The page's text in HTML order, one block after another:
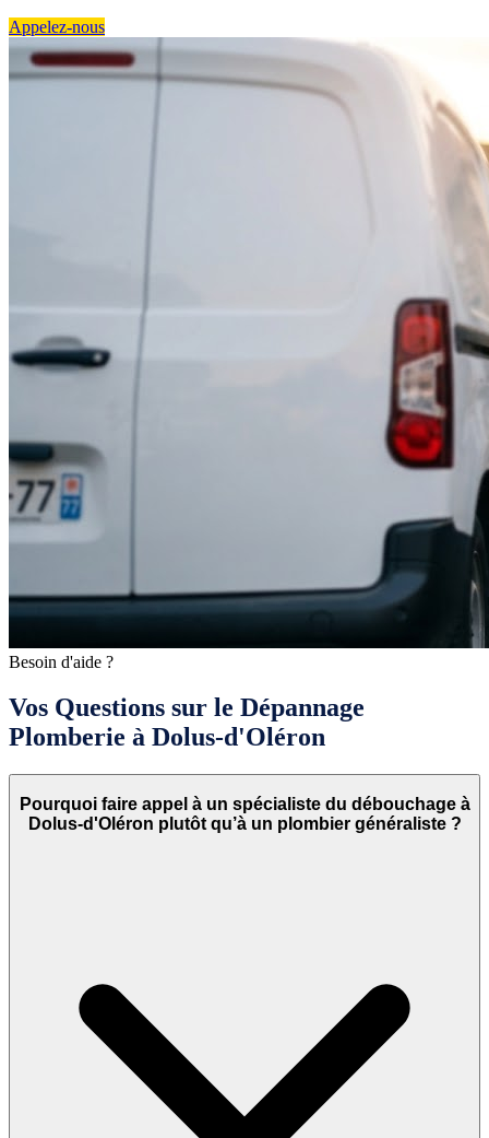
Appelez-nous
Besoin d'aide ?
Vos Questions sur le Dépannage
Plomberie à Dolus-d'Oléron
Pourquoi faire appel à un spécialiste du débouchage à
Dolus-d'Oléron plutôt qu’à un plombier généraliste ?